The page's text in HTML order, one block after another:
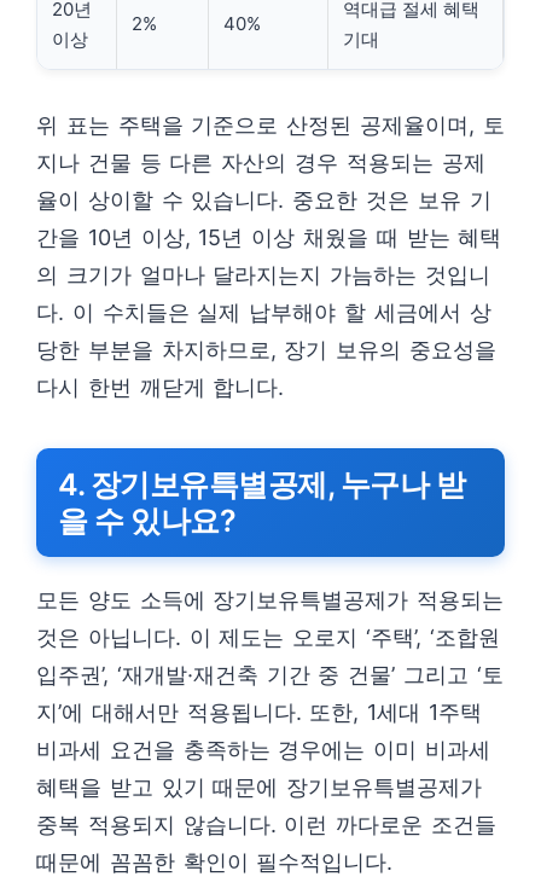
20년
이상
2% 40%
역대급 절세 혜택
기대
위 표는 주택을 기준으로 산정된 공제율이며, 토
지나 건물 등 다른 자산의 경우 적용되는 공제
율이 상이할 수 있습니다. 중요한 것은 보유 기
간을 10년 이상, 15년 이상 채웠을 때 받는 혜택
의 크기가 얼마나 달라지는지 가늠하는 것입니
다. 이 수치들은 실제 납부해야 할 세금에서 상
당한 부분을 차지하므로, 장기 보유의 중요성을
다시 한번 깨닫게 합니다.
4. 장기보유특별공제, 누구나 받
을 수 있나요?
모든 양도 소득에 장기보유특별공제가 적용되는
것은 아닙니다. 이 제도는 오로지 ‘주택’, ‘조합원
입주권’, ‘재개발·재건축 기간 중 건물’ 그리고 ‘토
지’에 대해서만 적용됩니다. 또한, 1세대 1주택
비과세 요건을 충족하는 경우에는 이미 비과세
혜택을 받고 있기 때문에 장기보유특별공제가
중복 적용되지 않습니다. 이런 까다로운 조건들
때문에 꼼꼼한 확인이 필수적입니다.